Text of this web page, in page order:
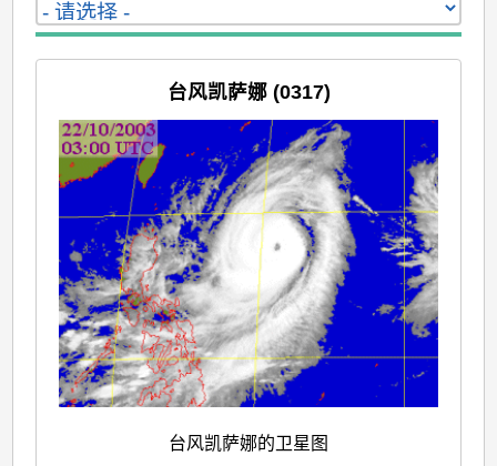
台风凯萨娜 (0317)
台风凯萨娜的卫星图